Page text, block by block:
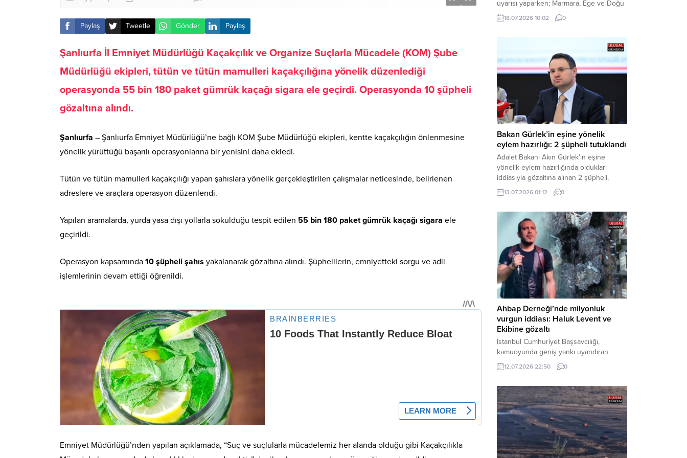
Paylaş Tweetle Gönder Paylaş
Şanlıurfa İl Emniyet Müdürlüğü Kaçakçılık ve Organize Suçlarla Mücadele (KOM) Şube
Müdürlüğü ekipleri, tütün ve tütün mamulleri kaçakçılığına yönelik düzenlediği
operasyonda 55 bin 180 paket gümrük kaçağı sigara ele geçirdi. Operasyonda 10 şüpheli
gözaltına alındı.
Şanlıurfa – Şanlıurfa Emniyet Müdürlüğü’ne bağlı KOM Şube Müdürlüğü ekipleri, kentte kaçakçılığın önlenmesine
yönelik yürüttüğü başarılı operasyonlarına bir yenisini daha ekledi.
Tütün ve tütün mamulleri kaçakçılığı yapan şahıslara yönelik gerçekleştirilen çalışmalar neticesinde, belirlenen
adreslere ve araçlara operasyon düzenlendi.
Yapılan aramalarda, yurda yasa dışı yollarla sokulduğu tespit edilen 55 bin 180 paket gümrük kaçağı sigara ele
geçirildi.
Operasyon kapsamında 10 şüpheli şahıs yakalanarak gözaltına alındı. Şüphelilerin, emniyetteki sorgu ve adli
işlemlerinin devam ettiği öğrenildi.
Emniyet Müdürlüğü’nden yapılan açıklamada, “Suç ve suçlularla mücadelemiz her alanda olduğu gibi Kaçakçılıkla
uyarısı yaparken; Marmara, Ege ve Doğu
Anadolu’nun belirli kesimlerinde ise
saatte 60 kilometre hıza ulaşabilecek
tedbirli olmaya çağırdı. Haber Merkezi –
Çevre, Şehircilik ve İklim Değişikliği
Bakanlığı Meteoroloji Genel Müdürlüğü,
ülke genelini kapsayan son hava...
18.07.2026 10:02 0
Bakan Gürlek’in eşine yönelik
eylem hazırlığı: 2 şüpheli tutuklandı
Adalet Bakanı Akın Gürlek’in eşine
yönelik eylem hazırlığında oldukları
iddiasıyla gözaltına alınan 2 şüpheli,
çıkarıldıkları mahkemece tutuklanarak
cezaevine gönderildi. Haber Merkezi –
tarafından yürütülen geniş kapsamlı
soruşturma çerçevesinde gözaltına
alınan şüphelilerin emniyetteki işlemleri
tamamlandı. Güvenlik birimlerindeki
sorgularının ardından yoğun güvenlik
önlemleri altında adliyeye sevk edilen
U.Y. ve...
13.07.2026 01:12 0
Ahbap Derneği’nde milyonluk
vurgun iddiası: Haluk Levent ve
Ekibine gözaltı
İstanbul Cumhuriyet Başsavcılığı,
kamuoyunda geniş yankı uyandıran
Ahbap Derneği’ne yönelik kapsamlı bir
soruşturma başlattığını ve Dernek
şüphelilerin gözaltına alındığını açıkladı.
Yürütülen tahkikatın “Dernekler
Kanunu’na muhalefet”, “suçtan
kaynaklanan mal varlığı değerlerini
aklama” ve “örgüt” suçlamaları
kapsamında derinleştirildiği bildirildi.
Haber Merkezi – Soruşturmanın
12.07.2026 22:50 0